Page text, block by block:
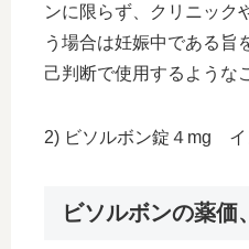
ンに限らず、クリニック
う場合は妊娠中である旨
己判断で使用するような
2) ビソルボン錠４mg イ
ビソルボンの薬価